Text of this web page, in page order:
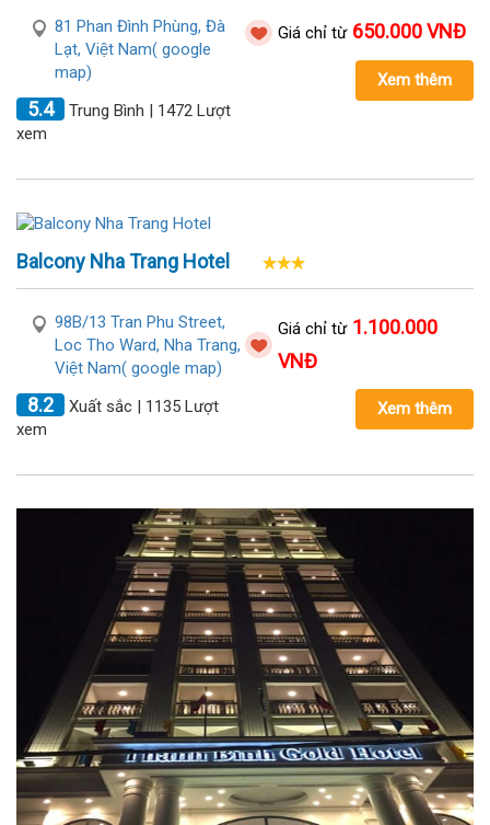
81 Phan Đình Phùng, Đà
Lạt, Việt Nam( google
map)
5.4
Trung Bình | 1472 Lượt
xem
Giá chỉ từ 650.000 VNĐ
Xem thêm
Balcony Nha Trang Hotel
98B/13 Tran Phu Street,
Loc Tho Ward, Nha Trang,
Việt Nam( google map)
8.2
Xuất sắc | 1135 Lượt
xem
Giá chỉ từ 1.100.000
VNĐ
Xem thêm